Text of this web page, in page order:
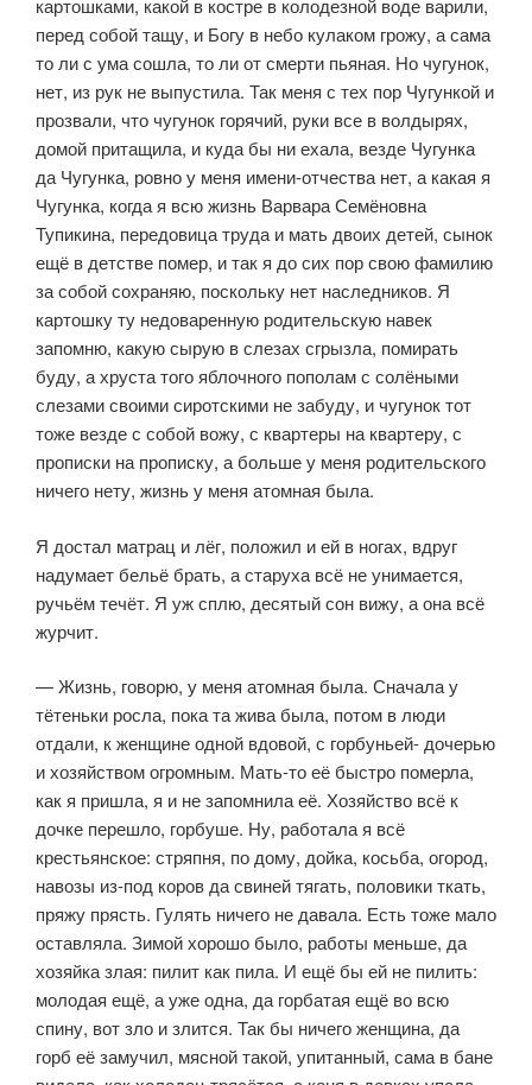
картошками, какой в костре в колодезной воде варили,
перед собой тащу, и Богу в небо кулаком грожу, а сама
то ли с ума со­шла, то ли от смерти пьяная. Но чугунок,
нет, из рук не выпустила. Так меня с тех пор Чугункой и
прозвали, что чугунок горячий, руки все в волдырях,
до­мой притащила, и куда бы ни ехала, везде Чугунка
да Чугунка, ровно у меня имени-отчества нет, а какая я
Чугунка, когда я всю жизнь Варвара Семёновна
Тупикина, передовица труда и мать двоих детей, сынок
ещё в детстве помер, и так я до сих пор свою фамилию
за собой сохраняю, поскольку нет наследни­ков. Я
картошку ту недоваренную родительскую навек
запомню, какую сы­рую в слезах сгрызла, помирать
буду, а хруста того яблочного пополам с со­лёными
слезами своими сиротскими не забуду, и чугунок тот
тоже везде с со­бой вожу, с квартеры на квартеру, с
прописки на прописку, а больше у меня родительского
ничего нету, жизнь у меня атомная была.
Я достал матрац и лёг, положил и ей в ногах, вдруг
надумает бельё брать, а старуха всё не унимается,
ручьём течёт. Я уж сплю, десятый сон вижу, а она всё
журчит.
— Жизнь, говорю, у меня атомная была. Сначала у
тётеньки росла, пока та жива была, потом в люди
отдали, к женщине одной вдовой, с горбуньей- дочерью
и хозяйством огромным. Мать-то её быстро померла,
как я при­шла, я и не запомнила её. Хозяйство всё к
дочке перешло, горбуше. Ну, ра­ботала я всё
крестьянское: стряпня, по дому, дойка, косьба, огород,
навозы из-под коров да свиней тягать, половики ткать,
пряжу прясть. Гулять ниче­го не давала. Есть тоже мало
оставляла. Зимой хорошо было, работы мень­ше, да
хозяйка злая: пилит как пила. И ещё бы ей не пилить:
молодая ещё, а уже одна, да горбатая ещё во всю
спину, вот зло и злится. Так бы ничего женщина, да
горб её замучил, мясной такой, упитанный, сама в бане